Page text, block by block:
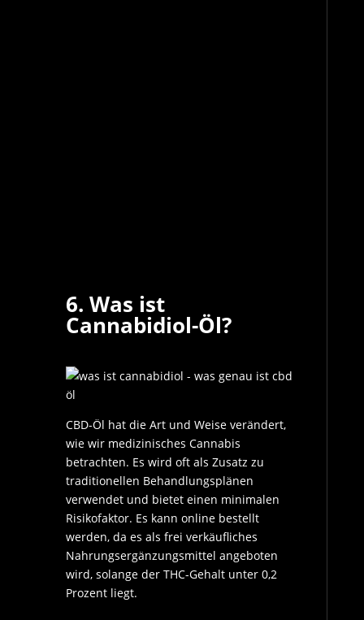
6. Was ist
Cannabidiol-Öl?
CBD-Öl hat die Art und Weise verändert,
wie wir medizinisches Cannabis
betrachten. Es wird oft als Zusatz zu
traditionellen Behandlungsplänen
verwendet und bietet einen minimalen
Risikofaktor. Es kann online bestellt
werden, da es als frei verkäufliches
Nahrungsergänzungsmittel angeboten
wird, solange der THC-Gehalt unter 0,2
Prozent liegt.